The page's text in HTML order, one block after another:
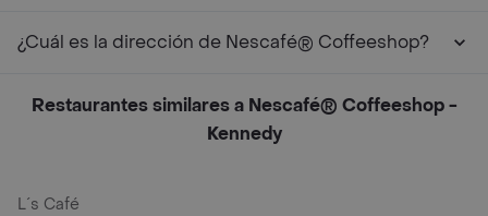
¿Cuál es la dirección de Nescafé® Coffeeshop?
Restaurantes similares a Nescafé® Coffeeshop -
Kennedy
L´s Café